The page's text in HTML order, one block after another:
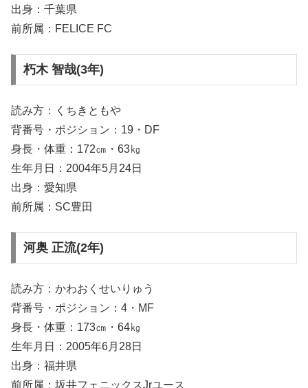
出身：千葉県
前所属：FELICE FC
朽木 智哉(3年)
読み方：くちきともや
背番号・ポジション：19・DF
身長・体重：172㎝・63㎏
生年月日：2004年5月24日
出身：愛知県
前所属：SC豊田
河奥 正流(2年)
読み方：かわおくせいりゅう
背番号・ポジション：4・MF
身長・体重：173㎝・64㎏
生年月日：2005年6月28日
出身：福井県
前所属：坂井フェニックスJrユース